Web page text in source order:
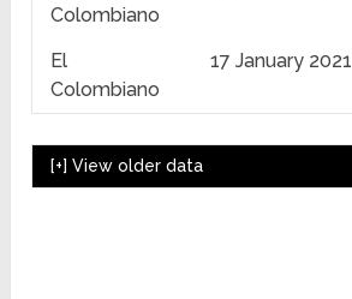
Colombiano
El
Colombiano
17 January 2021
[+]View older data